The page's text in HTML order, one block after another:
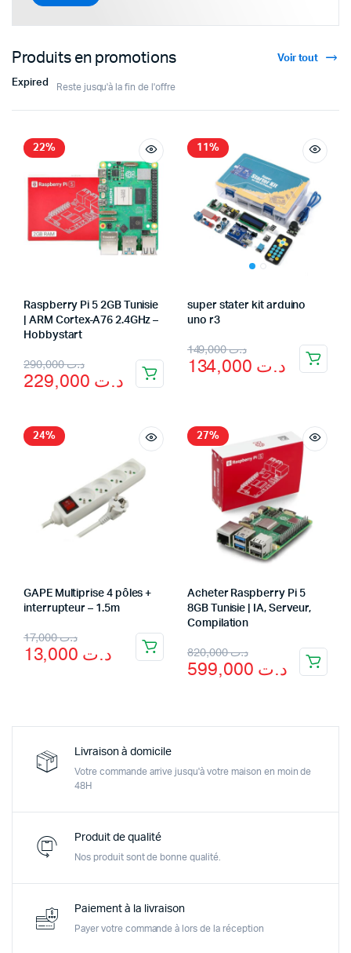
Livraison à domicile
Votre commande arrive jusqu'à votre maison en moin de
48H
Produit de qualité
Nos produit sont de bonne qualité.
Paiement à la livraison
Payer votre commande à lors de la réception
Produits en promotions
Expired Reste jusqu'à la fin de l'offre
Voir tout
22%
Raspberry Pi 5 2GB Tunisie
| ARM Cortex-A76 2.4GHz –
Hobbystart
د.ت290,000
د.ت
11%
super stater kit arduino
uno r3
د.ت149,000
د.ت
24%
GAPE Multiprise 4 pôles +
interrupteur – 1.5m
د.ت17,000
د.ت
27%
Acheter Raspberry Pi 5
8GB Tunisie | IA, Serveur,
Compilation
د.ت820,000
د.ت